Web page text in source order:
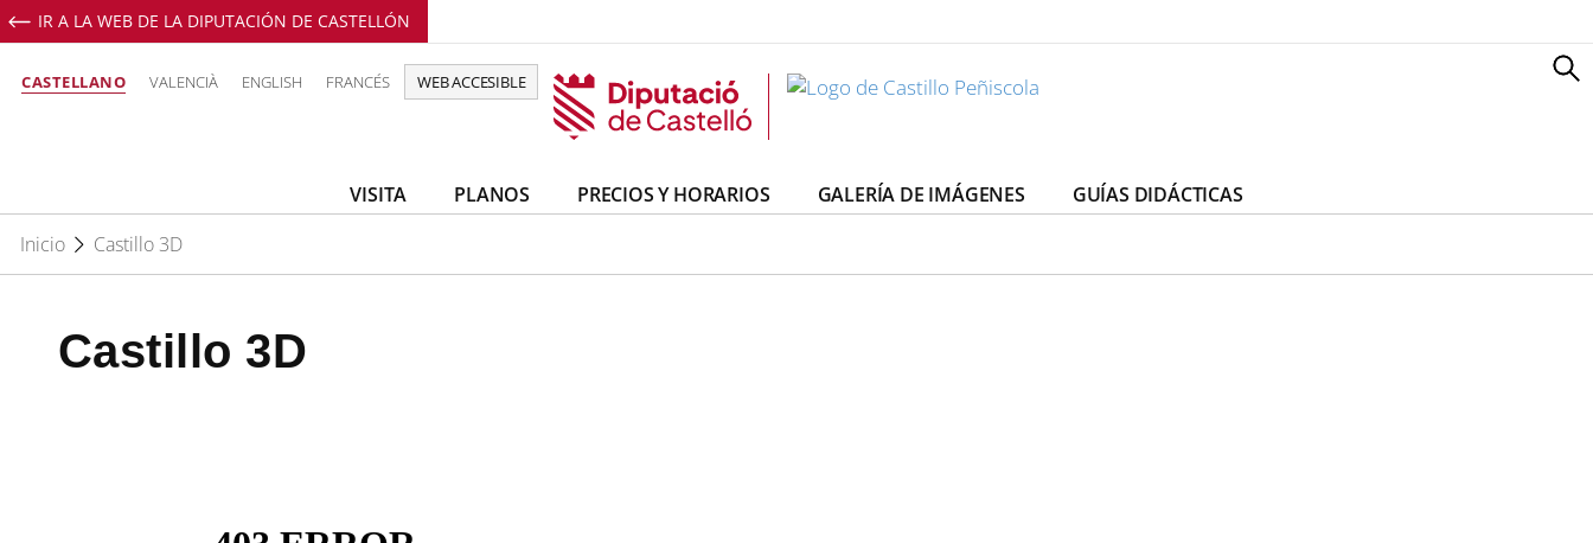
IR A LA WEB DE LA DIPUTACIÓN DE CASTELLÓN
CASTELLANO VALENCIÀ ENGLISH FRANCÉS WEB ACCESIBLE
VISITA PLANOS PRECIOS Y HORARIOS GALERÍA DE IMÁGENES
GUÍAS DIDÁCTICAS
Inicio
Castillo 3D
Castillo 3D